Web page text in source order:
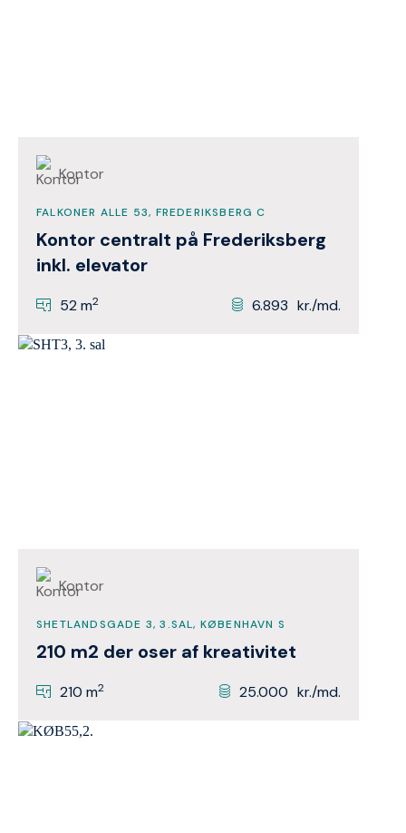
Kontor
FALKONER ALLE 53, FREDERIKSBERG C
Kontor centralt på Frederiksberg
inkl. elevator
52 m2 6.893 kr./md.
Kontor
SHETLANDSGADE 3, 3.SAL, KØBENHAVN S
210 m2 der oser af kreativitet
210 m2 25.000 kr./md.